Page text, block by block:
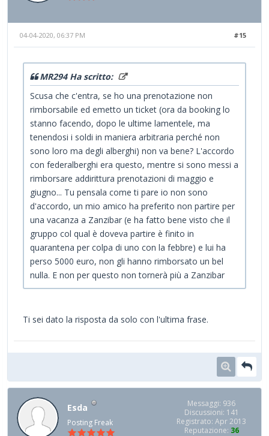
#15
04-04-2020, 06:37 PM
MR294 Ha scritto:
Scusa che c'entra, se ho una prenotazione non
rimborsabile ed emetto un ticket (ora da booking lo
stanno facendo, dopo le ultime lamentele, ma
tenendosi i soldi in maniera arbitraria perché non
sono loro ma degli alberghi) non va bene? L'accordo
con federalberghi era questo, mentre si sono messi a
rimborsare addirittura prenotazioni di maggio e
giugno... Tu pensala come ti pare io non sono
d'accordo, un mio amico ha preferito non partire per
una vacanza a Zanzibar (e ha fatto bene visto che il
gruppo col qual è doveva partire è finito in
quarantena per colpa di uno con la febbre) e lui ha
perso 5000 euro, non gli hanno rimborsato un bel
nulla. E non per questo non tornerà più a Zanzibar
Ti sei dato la risposta da solo con l'ultima frase.
Esda
Posting Freak
Messaggi: 936
Discussioni: 141
Registrato: Apr 2013
Reputazione: 36